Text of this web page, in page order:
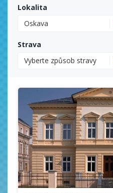
Lokalita
Oskava
Strava
Vyberte způsob stravy